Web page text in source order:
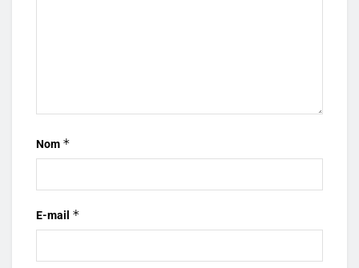
Nom *
E-mail *